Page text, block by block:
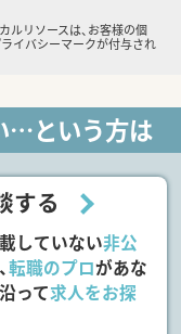
ルリソースは、お客様の個
イバシーマークが付与され
…という方は
する
していない非公
転職のプロがあな
って求人をお探